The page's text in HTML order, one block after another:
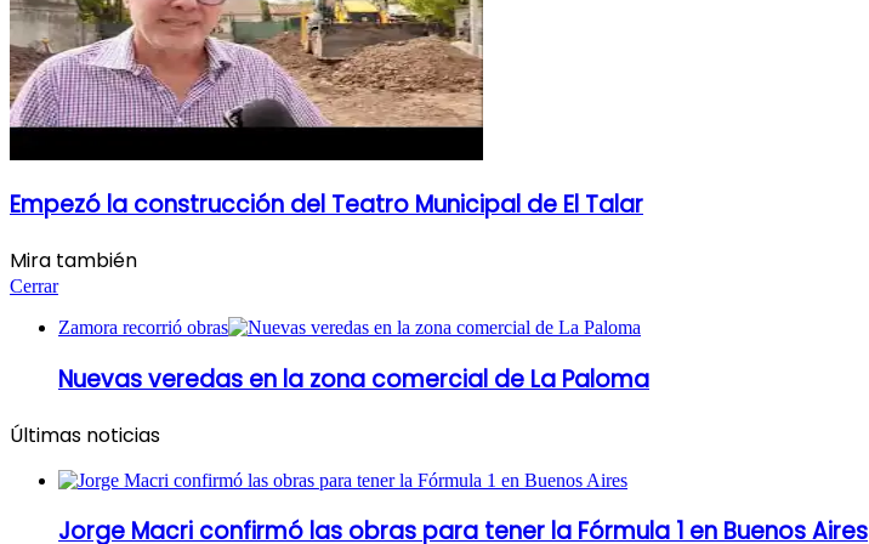
Empezó la construcción del Teatro Municipal de El Talar
Mira también
Cerrar
Zamora recorrió obras
Nuevas veredas en la zona comercial de La Paloma
Últimas noticias
Jorge Macri confirmó las obras para tener la Fórmula 1 en Buenos Aires